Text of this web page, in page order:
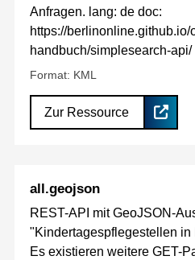
Anfragen. lang: de doc:
https://berlinonline.github.io/
handbuch/simplesearch-api/
Format: KML
Zur Ressource
all.geojson
REST-API mit GeoJSON-
"Kindertagespflegestellen in
Es existieren weitere GET-